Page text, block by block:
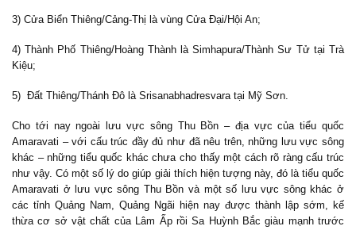
3) Cửa Biển Thiêng/Cảng-Thị là vùng Cửa Đại/Hội An;
4) Thành Phố Thiêng/Hoàng Thành là Simhapura/Thành Sư Tử tại Trà
Kiệu;
5) Đất Thiêng/Thánh Đô là Srisanabhadresvara tại Mỹ Sơn.
Cho tới nay ngoài lưu vực sông Thu Bồn – địa vực của tiểu quốc
Amaravati – với cấu trúc đầy đủ như đã nêu trên, những lưu vực sông
khác – những tiểu quốc khác chưa cho thấy một cách rõ ràng cấu trúc
như vậy. Có một số lý do giúp giải thích hiện tượng này, đó là tiểu quốc
Amaravati ở lưu vực sông Thu Bồn và một số lưu vực sông khác ở
các tỉnh Quảng Nam, Quảng Ngãi hiện nay được thành lập sớm, kế
thừa cơ sở vật chất của Lâm Ấp rồi Sa Huỳnh Bắc giàu mạnh trước